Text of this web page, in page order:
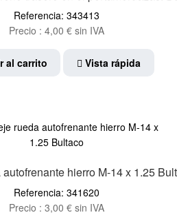
Referencia: 343413
Precio : 4,00 €sin IVA
al carrito Vista rápida
hierro M-14 x 1.25
Referencia: 341620
Precio : 3,00 €sin IVA